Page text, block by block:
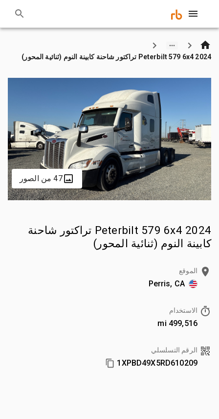
2024 Peterbilt 579 6x4 تراكتور شاحنة كابينة النوم (ثنائية المحور)
47 من الصور
2024 Peterbilt 579 6x4 تراكتور شاحنة
كابينة النوم (ثنائية المحور)
الموقع
Perris, CA
الاستخدام
499,516 mi
الرقم التسلسلي
1XPBD49X5RD610209